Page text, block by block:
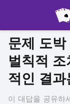
문제 도박
벌칙적
적인 결
이 대답을 공유하